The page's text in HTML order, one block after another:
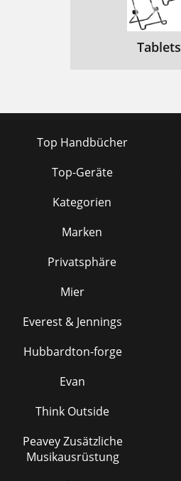
Tablets
Top Handbücher
Top-Geräte
Kategorien
Marken
Privatsphäre
Mier
Everest & Jennings
Hubbardton-forge
Evan
Think Outside
Peavey Zusätzliche
Musikausrüstung